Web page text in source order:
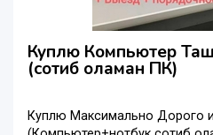
Куплю Компьютер
(сотиб оламан ПК)
Куплю Максимально Дорого